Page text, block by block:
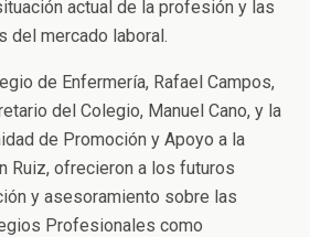
actual de la profesión y las
del mercado laboral.
de Enfermería, Rafael Campos,
del Colegio, Manuel Cano, y la
de Promoción y Apoyo a la
Ruiz, ofrecieron a los futuros
y asesoramiento sobre las
Profesionales como